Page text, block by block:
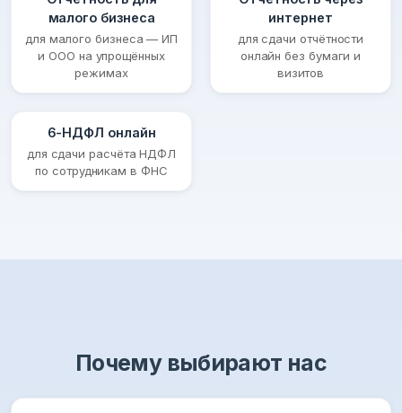
малого бизнеса
для малого бизнеса — ИП
и ООО на упрощённых
режимах
интернет
для сдачи отчётности
онлайн без бумаги и
визитов
6-НДФЛ онлайн
для сдачи расчёта НДФЛ
по сотрудникам в ФНС
Почему выбирают нас